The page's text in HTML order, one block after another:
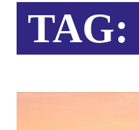
TAG: